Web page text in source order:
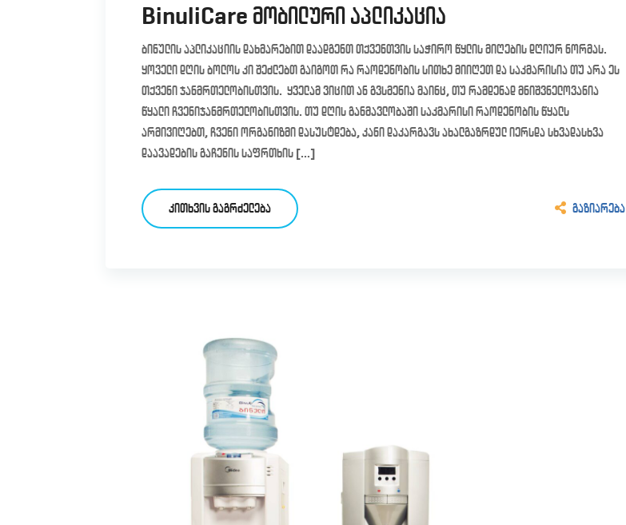
BinuliCare მობილური აპლიკაცია
ბინულის აპლიკაციის დახმარებით დაადგენთ თქვენთვის საჭირო წყლის მიღების დღიურ ნორმას.
ყოველი დღის ბოლოს კი შეძლებთ გაიგოთ რა რაოდენობის სითხე მიიღეთ და საკმარისია თუ არა ეს
თქვენი ჯანმრთელობისთვის. ყველამ ვიცით ან გვსმენია მაინც, თუ რამდენად მნიშვნელოვანია
წყალი ჩვენიჯანმრთელობისთვის. თუ დღის განმავლობაში საკმარისი რაოდენობის წყალს
არმივიღებთ, ჩვენი ორგანიზმი დასუსტდება, კანი დაკარგავს ახალგაზრდულ იერსდა სხვადასხვა
დაავადების გაჩენის საფრთხის […]
ᲙᲘᲗᲮᲕᲘᲡ ᲒᲐᲒᲠᲫᲔᲚᲔᲑᲐ გაზიარება